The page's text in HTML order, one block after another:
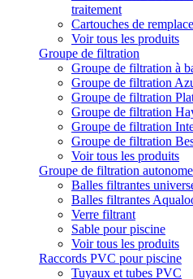
traitement
Cartouches de
Voir tous les produits
Groupe de filtration
Groupe de filtration à
Groupe de filtration
Groupe de filtration
Groupe de filtration
Groupe de filtration
Groupe de filtration
Voir tous les produits
Groupe de filtration
Balles filtrantes
Balles filtrantes
Verre filtrant
Sable pour piscine
Voir tous les produits
Raccords PVC pour piscine
Tuyaux et tubes PVC